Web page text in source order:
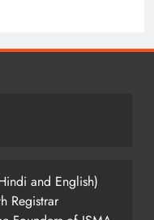
and English)
Registrar